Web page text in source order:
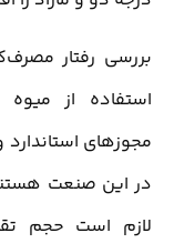
بررسی رفتار
استفاده از
مجوزهای
در این صنعت
لازم است حجم